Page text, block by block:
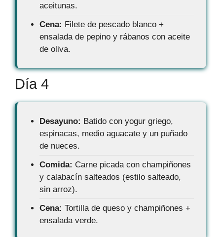
aceitunas.
Cena: Filete de pescado blanco +
ensalada de pepino y rábanos con aceite
de oliva.
Día 4
Desayuno: Batido con yogur griego,
espinacas, medio aguacate y un puñado
de nueces.
Comida: Carne picada con champiñones
y calabacín salteados (estilo salteado,
sin arroz).
Cena: Tortilla de queso y champiñones +
ensalada verde.